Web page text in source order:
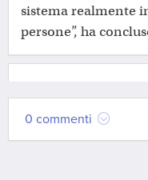
sistema realmente
persone”, ha
0 commenti